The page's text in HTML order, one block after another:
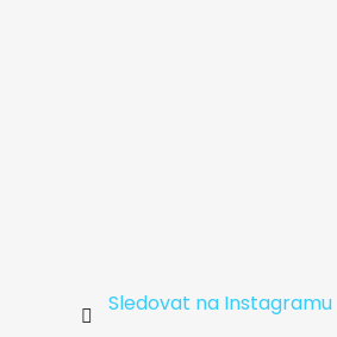
Sledovat na Instagramu